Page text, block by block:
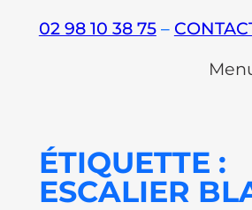
02 98 10 38 75–
ÉTIQUETTE :
ESCALIER